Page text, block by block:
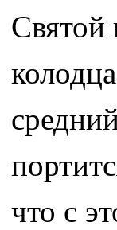
Святой
что с